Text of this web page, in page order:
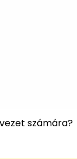
számára?